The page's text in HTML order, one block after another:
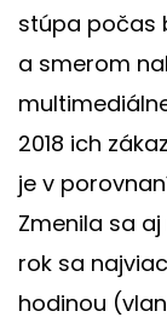
stúpa počas
a smerom
2018 ich
je v
Zmenila sa
rok sa
hodinou